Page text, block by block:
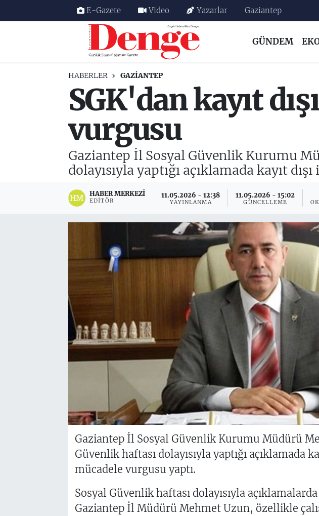
E-Gazete Video Yazarlar Gaziantep
GÜNDEM
HABERLER GAZIANTEP
SGK'dan kayıt
vurgusu
Gaziantep İl Sosyal Güvenlik Kurumu
dolayısıyla yaptığı açıklamada kayıt
HABER MERKEZI
EDITÖR
11.05.2026 - 12:38
YAYINLANMA
11.05.2026 - 15:02
GÜNCELLEME
Gaziantep İl Sosyal Güvenlik Kurumu Müdürü
Güvenlik haftası dolayısıyla yaptığı açıklamada
mücadele vurgusu yaptı.
Sosyal Güvenlik haftası dolayısıyla
Gaziantep İl Müdürü Mehmet Uzun, özellikle
Nöbetçi Eczaneler
Trafik Durumu
Tüm Manşetler
Son Dakika Haberleri
Haber Arşivi